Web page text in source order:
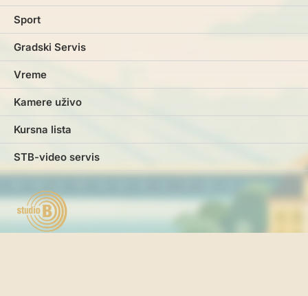
Sport
Gradski Servis
Vreme
Kamere uživo
Kursna lista
STB-video servis